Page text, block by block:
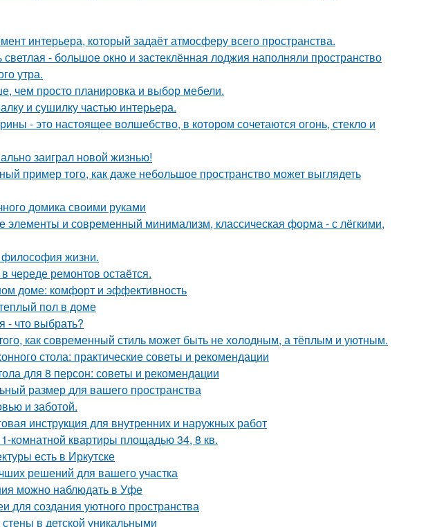
интерьера, который задаёт атмосферу всего пространства.
- большое окно и застеклённая лоджия наполняли пространство
утра.
чем просто планировка и выбор мебели.
и сушилку частью интерьера.
- это настоящее волшебство, в котором сочетаются огонь, стекло и
заиграл новой жизнью!
пример того, как даже небольшое пространство может выглядеть
домика своими руками
элементы и современный минимализм, классическая форма - с лёгкими,
философия жизни.
череде ремонтов остаётся.
доме: комфорт и эффективность
пол в доме
- что выбрать?
как современный стиль может быть не холодным, а тёплым и уютным.
стола: практические советы и рекомендации
для 8 персон: советы и рекомендации
размер для вашего пространства
и заботой.
инструкция для внутренних и наружных работ
комнатной квартиры площадью 34, 8 кв.
есть в Иркутске
решений для вашего участка
можно наблюдать в Уфе
для создания уютного пространства
в детской уникальными